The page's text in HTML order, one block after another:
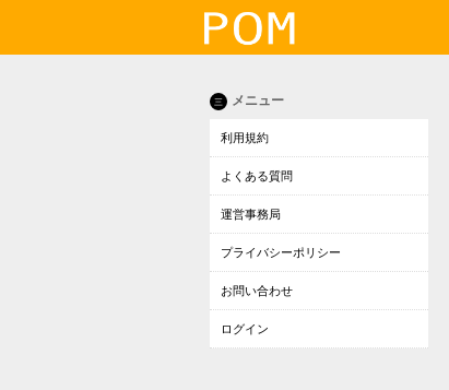
三 メニュー
利用規約
よくある質問
運営事務局
プライバシーポリシー
お問い合わせ
ログイン